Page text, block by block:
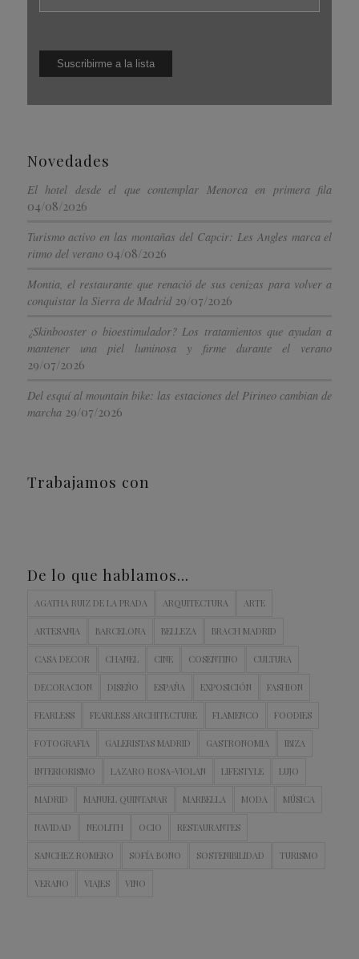
Novedades
El hotel desde el que contemplar Menorca en primera fila
04/08/2026
Turismo activo en las montañas del Capcir: Les Angles marca el
ritmo del verano 04/08/2026
Montia, el restaurante que renació de sus cenizas para volver a
conquistar la Sierra de Madrid 29/07/2026
¿Skinbooster o bioestimulador? Los tratamientos que ayudan a
mantener una piel luminosa y firme durante el verano
29/07/2026
Del esquí al mountain bike: las estaciones del Pirineo cambian de
marcha 29/07/2026
Trabajamos con
De lo que hablamos…
AGATHA RUIZ DE LA PRADA ARQUITECTURA ARTE
ARTESANIA BARCELONA BELLEZA BRACH MADRID
CASA DECOR CHANEL CINE COSENTINO CULTURA
DECORACION DISEÑO ESPAÑA EXPOSICIÓN FASHION
FEARLESS FEARLESS ARCHITECTURE FLAMENCO FOODIES
FOTOGRAFIA GALERISTAS MADRID GASTRONOMIA IBIZA
INTERIORISMO LAZARO ROSA-VIOLAN LIFESTYLE LUJO
MADRID MANUEL QUINTANAR MARBELLA MODA MÚSICA
NAVIDAD NEOLITH OCIO RESTAURANTES
SANCHEZ ROMERO SOFÍA BONO SOSTENIBILIDAD TURISMO
VERANO VIAJES VINO